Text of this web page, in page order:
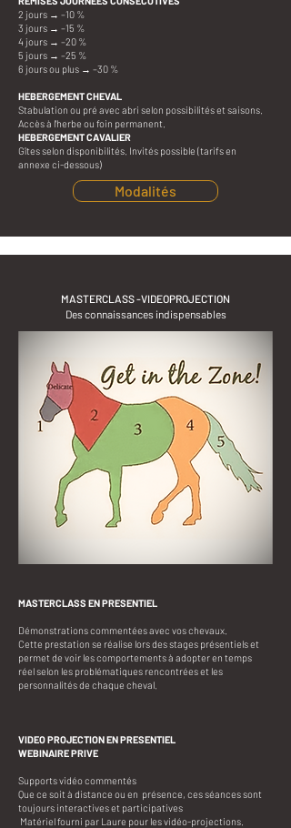
2 jours → –10 %
3 jours → –15 %
4 jours → –20 %
5 jours → –25 %
6 jours ou plus → –30 %
​HEBERGEMENT CHEVAL
Stabulation ou pré avec abri selon possibilités et saisons.
Accès à l'herbe ou foin permanent.
HEBERGEMENT CAVALIER
Gîtes selon disponibilités. Invités possible (tarifs en
annexe ci-dessous)​
Modalités
MASTERCLASS -VIDEOPROJECTION
Des connaissances indispensables
MASTERCLASS EN PRESENTIEL
Démonstrations commentées avec vos chevaux.
Cette prestation se réalise lors des stages présentiels et
permet de voir les comportements à adopter en temps
réel selon les problématiques rencontrées et les
personnalités de chaque cheval.
VIDEO PROJECTION EN PRESENTIEL
WEBINAIRE PRIVE
Supports vidéo commentés
Que ce soit à distance ou en présence, ces séances sont
toujours interactives et participatives
​ Matériel fourni par Laure pour les vidéo-projections.